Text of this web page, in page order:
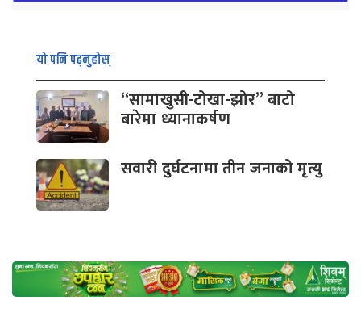
यो पनि पढ्नुहोस्
“सामाखुसी-टोखा-झोर” बाटो
बारेमा ध्यानाकर्षण
सवारी दुर्घटनामा तीन जनाको मृत्यु